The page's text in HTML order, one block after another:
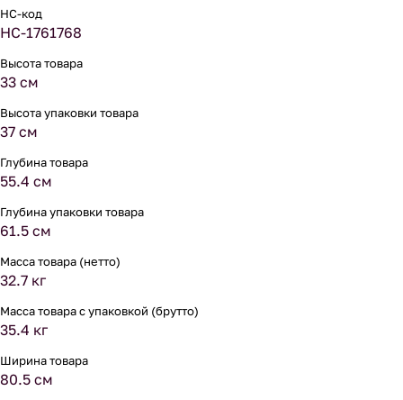
НС-код
НС-1761768
Высота товара
33 см
Высота упаковки товара
37 см
Глубина товара
55.4 см
Глубина упаковки товара
61.5 см
Масса товара (нетто)
32.7 кг
Масса товара с упаковкой (брутто)
35.4 кг
Ширина товара
80.5 см